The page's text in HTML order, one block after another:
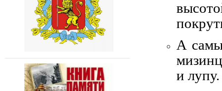
А
и лупу.